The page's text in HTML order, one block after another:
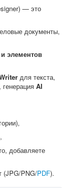
— это
документы,
и элементов
для текста,
AI
,
добавляете
(JPG/PNG/PDF).